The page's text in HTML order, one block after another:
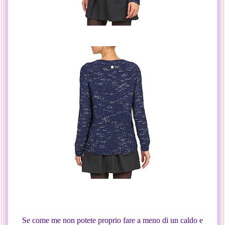
Se come me non potete proprio fare a meno di un caldo e